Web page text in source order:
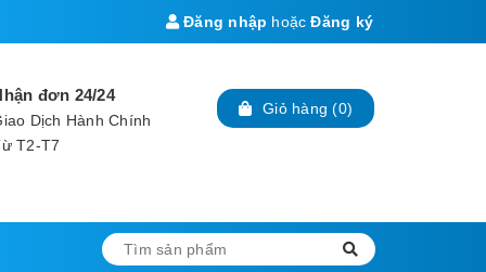
Đăng nhập hoặc Đăng ký
đơn 24/24
Dịch Hành Chính
T2-T7
Giỏ hàng (0)